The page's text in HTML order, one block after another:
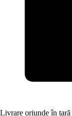
Livrare oriunde în țară